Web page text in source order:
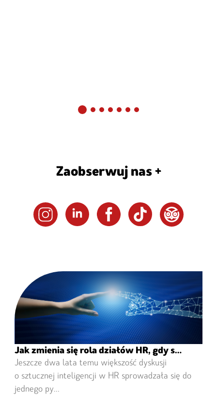
Zaobserwuj nas +
Jak zmienia się rola działów HR, gdy sztuczna inteligencja wykonuje coraz więcej pracy?
Jeszcze dwa lata temu większość dyskusji
o sztucznej inteligencji w HR sprowadzała się do
jednego py...